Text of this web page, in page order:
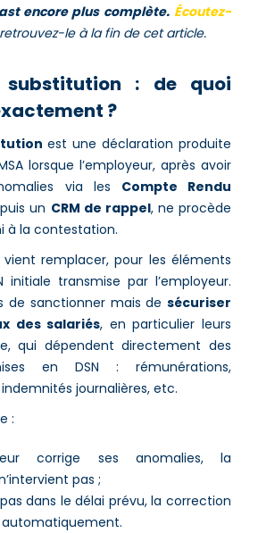
encore plus complète. Écoutez-
le à la fin de cet article.
substitution : de quoi
?
est une déclaration produite
lorsque l’employeur, après avoir
via les Compte Rendu
puis un CRM de rappel, ne procède
à la contestation.
remplacer, pour les éléments
initiale transmise par l’employeur.
de sanctionner mais de sécuriser
des salariés, en particulier leurs
qui dépendent directement des
en DSN : rémunérations,
journalières, etc.
:
corrige ses anomalies, la
pas ;
dans le délai prévu, la correction